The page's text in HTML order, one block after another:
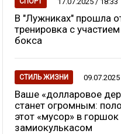
В "Лужниках" прошла
тренировка с
бокса
СТИЛЬ ЖИЗНИ
Ваше «долларовое
станет огромным:
этот «мусор» в горшок
замиокулькасом